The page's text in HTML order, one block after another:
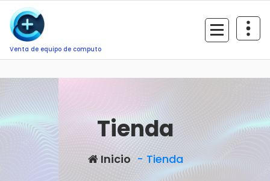
Saltar
contenido
Venta de equipo de computo
Tienda
Inicio- Tienda